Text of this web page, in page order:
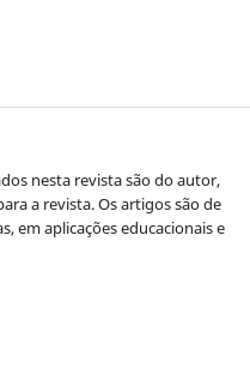
nesta revista são do autor,
a revista. Os artigos são de
em aplicações educacionais e